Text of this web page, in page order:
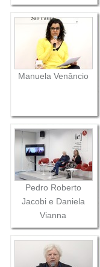
Manuela Venâncio
Pedro Roberto
Jacobi e Daniela
Vianna